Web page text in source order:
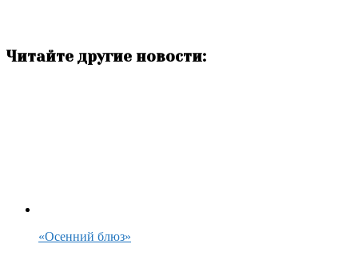
Читайте другие новости:
«Осенний блюз»